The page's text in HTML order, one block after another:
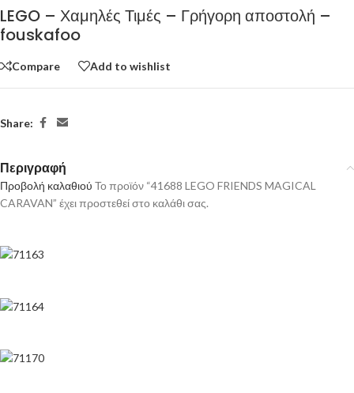
LEGO – Χαμηλές Τιμές – Γρήγορη αποστολή –
fouskafoo
Compare Add to wishlist
Share:
Περιγραφή
Προβολή καλαθιού Το προϊόν “41688 LEGO FRIENDS MAGICAL
CARAVAN” έχει προστεθεί στο καλάθι σας.